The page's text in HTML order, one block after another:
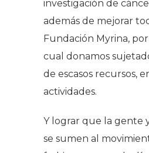
investigación de
además de mejorar
Fundación Myrina,
cual donamos
de escasos recursos,
actividades.
Y lograr que la gente
se sumen al